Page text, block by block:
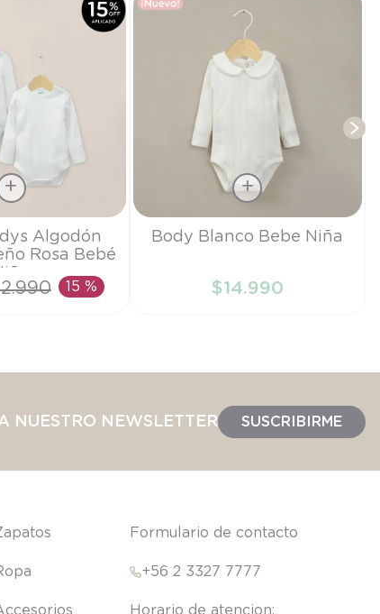
CARRITO
Algodón
Rosa Bebé
.990 15 %
Talla
AÑADIR AL CARRITO
Body Blanco Bebe Niña
$14.990
NUESTRO NEWSLETTER SUSCRIBIRME
Formulario de contacto
+56 2 3327 7777